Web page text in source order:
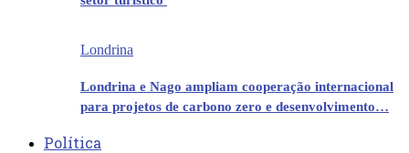
Londrina
Londrina e Nago ampliam cooperação internacional
para projetos de carbono zero e desenvolvimento…
Política